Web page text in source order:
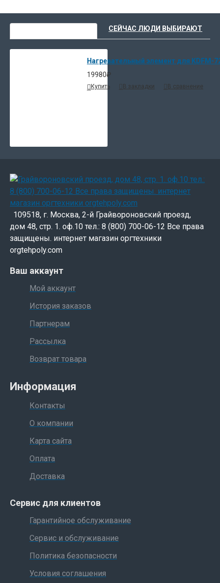
СЕЙЧАС ЛЮДИ ВЫБИРАЮТ
Нагревательный элемент для KDFM-
19980₽
Купить В закладки В сравнение
109518, г. Москва, 2-й Грайвороновский проезд,
дом 48, стр. 1. оф.10 тел.: 8 (800) 700-06-12 Все права
защищены. интернет магазин оргтехники
orgtehpoly.com
Ваш аккаунт
Мой аккаунт
История заказов
Партнерам
Рассылка
Возврат товара
Информация
Контакты
О компании
Карта сайта
Оплата
Доставка
Сервис для клиентов
Гарантийное обслуживание
Сервис и обслуживание
Политика безопасности
Условия соглашения